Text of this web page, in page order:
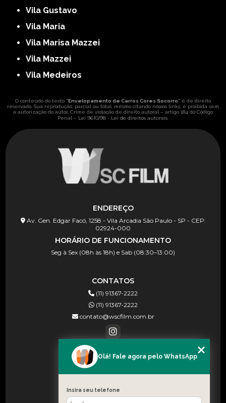
Vila Gustavo
Vila Maria
Vila Marisa Mazzei
Vila Mazzei
Vila Medeiros
O conteúdo do texto "Envelopamento de Carros Cores Socorro" é de direito
reservado. Sua reprodução, parcial ou total, mesmo citando nossos links, é proibida sem
a autorização do autor. Crime de violação de direito autoral – artigo 184 do Código
Penal – Lei 9610/98 - Lei de direitos autorais.
ENDEREÇO
Av. Gen. Edgar Facó, 1258 - Vila Arcadia São Paulo - SP - CEP:
02924-000
HORÁRIO DE FUNCIONAMENTO
Seg à Sex (08h às 18h) e Sab (08:30–13:00)
CONTATOS
(11) 91367-2222
(11) 91367-2222
contato@wscfilm.com.br
MENU
BLOG
Olá! Fale agora pelo WhatsApp
Insira seu telefone